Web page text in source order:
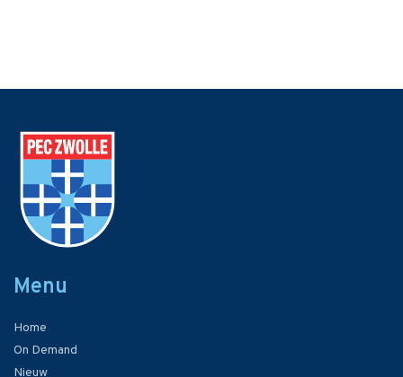
Menu
Home
On Demand
Nieuw